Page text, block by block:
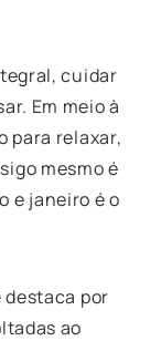
cuidar
Em meio à
para relaxar,
mesmo é
e janeiro é o
destaca por
ao